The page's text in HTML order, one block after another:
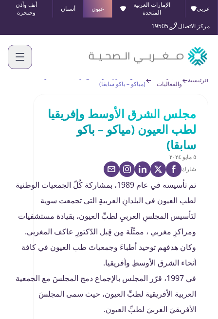
عربي
الإمارات العربية
المتحدة
عيون أسنان
أنف وأذن
وحنجرة
مركز الاتصال
19505
الرئيسية
والفعاليات
(مياكو – باكو سابقا)
مجلس الشرق الأوسط وإفريقيا
لطب العيون (مياكو – باكو
سابقا)
٥ مايو ٢٠٢٤
شارك
تم تأسيسه في عام 1989، بمشاركة كُلّ الجمعيات الوطنية
لطب العيون في البلدانِ العربيةِ التى تجمعت سوية
لتَأسيس المجلسِ العربيِ لطبِّ العيون، بقيادة مستشفيات
ومراكزِ مغربي ، ممثّلَة مِن قِبل الدّكتورِ عاكف المغربي.
وكان هدفهم توحيد أطباءَ وجمعياتَ طب العيون في كافة
أنحاء الشرق الأوسطِ وأفريقيا.
في 1997، قرّر المجلس بالإجماع دمج المجلسَ مع الجمعية
العربية الأفريقية لطبِّ العيون، حيث سمى المجلسَ
الأفريقيَ العربيَ لطبِّ العيون.